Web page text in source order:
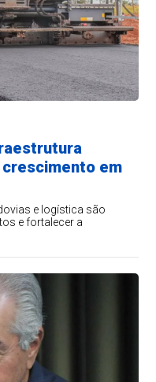
em
e logística são
e fortalecer a